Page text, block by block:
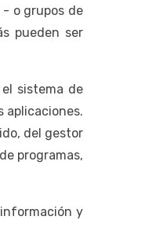
o grupos de
pueden ser
sistema de
aplicaciones.
del gestor
programas,
y